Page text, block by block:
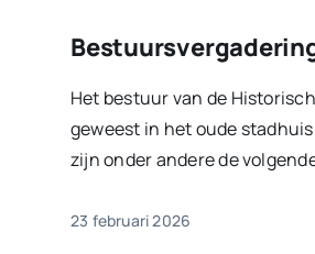
Het bestuur van de
geweest in het oude stadhuis
zijn onder andere de
23 februari 2026